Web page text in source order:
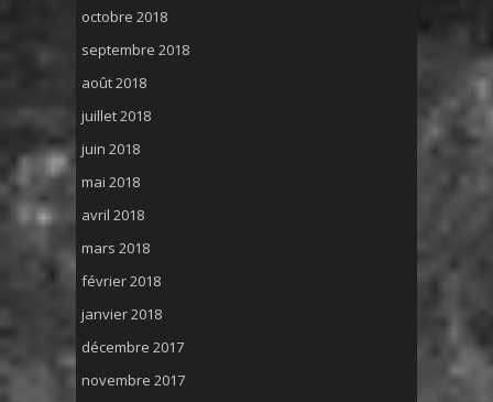
octobre 2018
septembre 2018
août 2018
juillet 2018
juin 2018
mai 2018
avril 2018
mars 2018
février 2018
janvier 2018
décembre 2017
novembre 2017